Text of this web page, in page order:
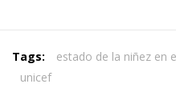
Tags: estado de la niñez en
unicef